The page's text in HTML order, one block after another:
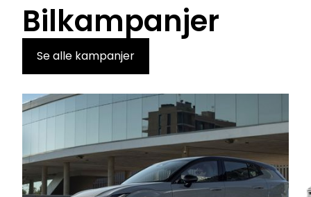
Bilkampanjer
Se alle kampanjer